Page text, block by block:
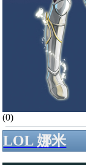
(0)
LOL 娜米